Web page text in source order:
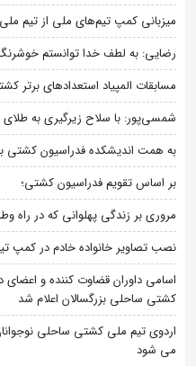
میزبانی کمپ تیم‌های ملی از تیم
رضایی: به لطف خدا توانستم
مسابقات المپیاد استعدادهای برتر
شمسی‌پور: با سلاح زیرگیری به
به همت اندیشکده فدراسیون کشتی
بر اساس تقویم فدراسیون کشتی؛
مروری بر زندگی پهلوانی که در راه
نصب تصاویر خانواده خادم در کمپ
اسامی داوران قضاوت کننده و اعضای
کشتی ساحلی بزرگسالان اعلام شد
می شود